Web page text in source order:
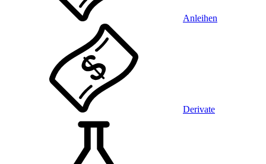
Anleihen
Derivate